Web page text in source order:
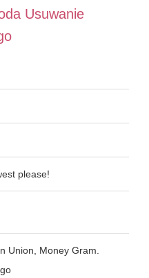
Usuwanie
please!
Union, Money Gram.